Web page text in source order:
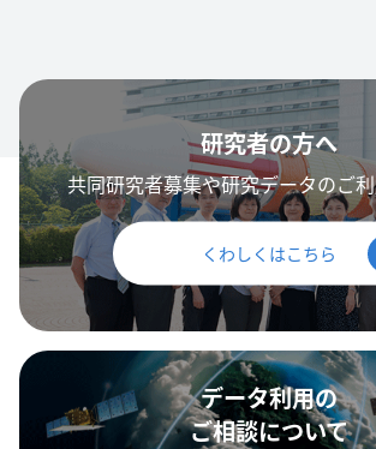
研究者の方へ
共同研究者募集や研究データのご
くわしくはこちら
データ利用の
ご相談について